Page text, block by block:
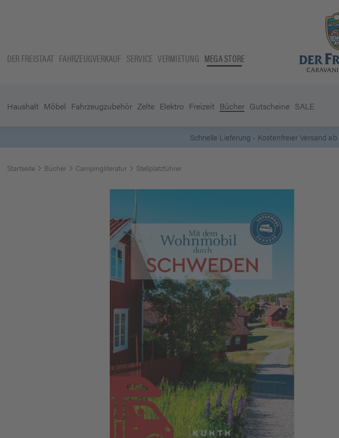
DER FREISTAAT FAHRZEUGVERKAUF SERVICE VERMIETUNG MEGA STORE
Haushalt Möbel Fahrzeugzubehör Zelte Elektro Freizeit Bücher Gutscheine SALE
5 Euro Gutschein* bei
Startseite Bücher Campingliteratur Stellplatzführer